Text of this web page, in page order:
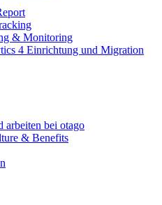
& Monitoring
4 Einrichtung und Migration
arbeiten bei otago
& Benefits